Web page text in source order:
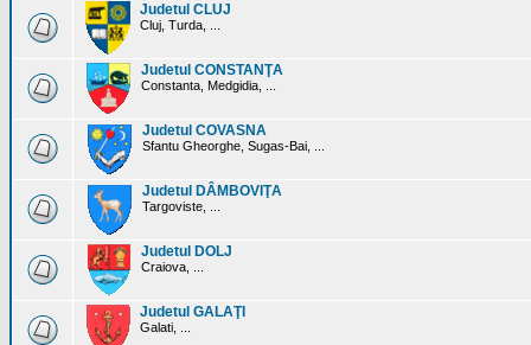
Judetul CLUJ
Cluj, Turda, ...
Judetul CONSTANŢA
Constanta, Medgidia, ...
Judetul COVASNA
Sfantu Gheorghe, Sugas-Bai, ...
Judetul DÂMBOVIŢA
Targoviste, ...
Judetul DOLJ
Craiova, ...
Judetul GALAŢI
Galati, ...